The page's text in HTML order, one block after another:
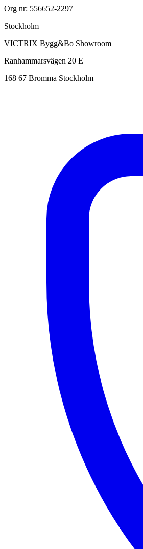
Org nr: 556652-2297
Stockholm
VICTRIX Bygg&Bo Showroom
Ranhammarsvägen 20 E
168 67 Bromma Stockholm